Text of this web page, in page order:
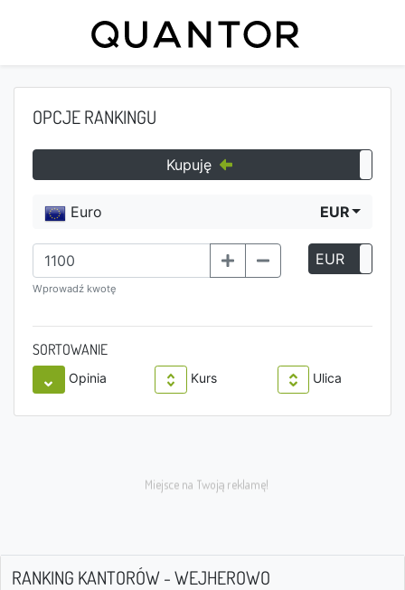
OPCJE RANKINGU
Kupuję
Euro EUR
Wprowadź kwotę
EUR
SORTOWANIE
Opinia Kurs Ulica
RANKING KANTORÓW - WEJHEROWO